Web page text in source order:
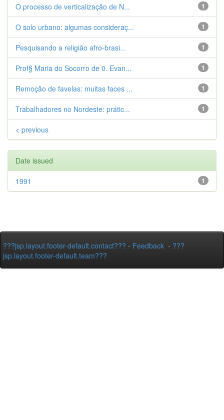
1
O processo de verticalização de N...
1
O solo urbano: algumas consideraç...
1
Pesquisando a religião afro-brasi...
1
Prof§ Maria do Socorro de 0. Evan...
1
Remoção de favelas: muitas faces ...
1
Trabalhadores no Nordeste: prátic...
< previous
Date issued
1
1991
???jsp.layout.footer-default.contact??? - Feedback - ???
jsp.layout.footer-default.team???